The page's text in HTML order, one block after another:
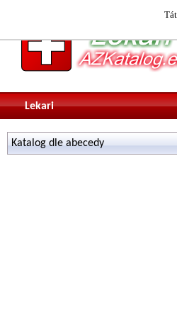
Lekari
Katalog dle abecedy